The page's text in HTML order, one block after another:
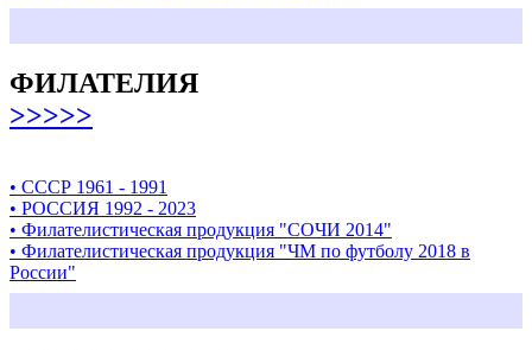
ФИЛАТЕЛИЯ
>>>>>
• СССР 1961 - 1991
• РОССИЯ 1992 - 2023
• Филателистическая продукция "СОЧИ 2014"
• Филателистическая продукция "ЧМ по футболу 2018 в
России"